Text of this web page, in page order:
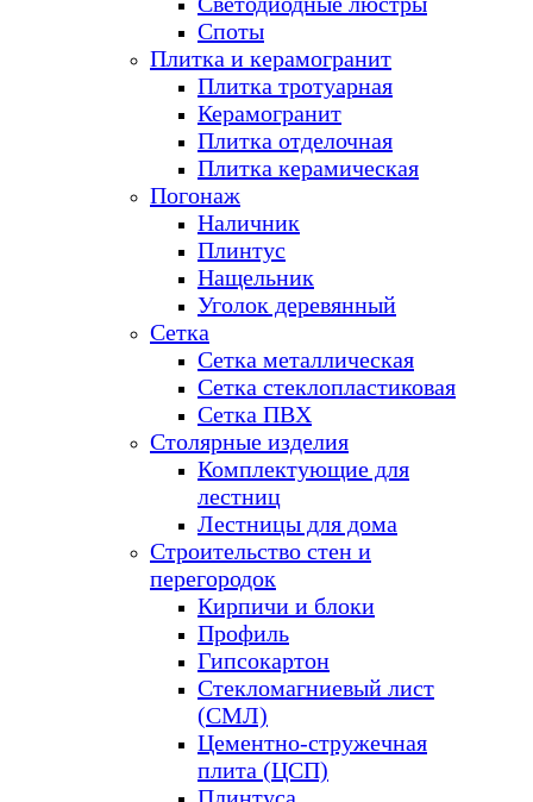
Споты
Плитка и керамогранит
Плитка тротуарная
Керамогранит
Плитка отделочная
Плитка керамическая
Погонаж
Наличник
Плинтус
Нащельник
Уголок деревянный
Сетка
Сетка металлическая
Сетка стеклопластиковая
Сетка ПВХ
Столярные изделия
Комплектующие для
лестниц
Лестницы для дома
Строительство стен и
перегородок
Кирпичи и блоки
Профиль
Гипсокартон
Стекломагниевый лист
(СМЛ)
Цементно-стружечная
плита (ЦСП)